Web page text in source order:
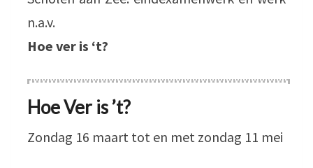
n.a.v.
Hoe ver is ‘t?
Hoe Ver is ’t?
Zondag 16 maart tot en met zondag 11 mei